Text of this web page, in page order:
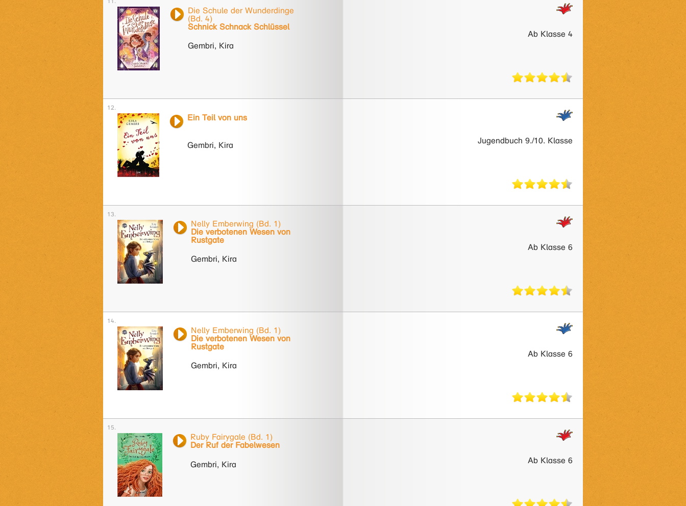
Die Schule der Wunderdinge
(Bd. 4)
Schnick Schnack Schlüssel
Gembri, Kira
Ab Klasse 4
Ein Teil von uns
Gembri, Kira Jugendbuch 9./10. Klasse
Nelly Emberwing (Bd. 1)
Die verbotenen Wesen von
Rustgate
Gembri, Kira
Ab Klasse 6
Nelly Emberwing (Bd. 1)
Die verbotenen Wesen von
Rustgate
Gembri, Kira
Ab Klasse 6
Ruby Fairygale (Bd. 1)
Der Ruf der Fabelwesen
Gembri, Kira
Ab Klasse 6